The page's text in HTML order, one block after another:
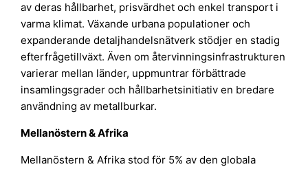
av deras hållbarhet, prisvärdhet och enkel transport i
varma klimat. Växande urbana populationer och
expanderande detaljhandelsnätverk stödjer en stadig
efterfrågetillväxt. Även om återvinningsinfrastrukturen
varierar mellan länder, uppmuntrar förbättrade
insamlingsgrader och hållbarhetsinitiativ en bredare
användning av metallburkar.
Mellanöstern & Afrika
Mellanöstern & Afrika stod för 5% av den globala